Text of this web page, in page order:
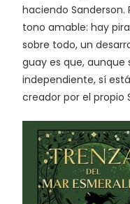
haciendo Sanderson.
tono amable: hay
sobre todo, un
guay es que,
independiente, sí
creador por el propio